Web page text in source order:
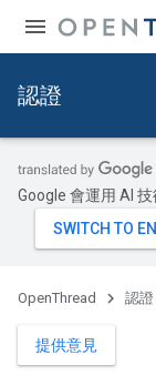
認證
Google 會運用 AI
OpenThread 認證
提供意見